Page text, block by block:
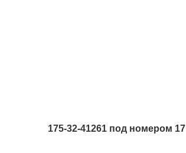
175-32-41261 под номером 17